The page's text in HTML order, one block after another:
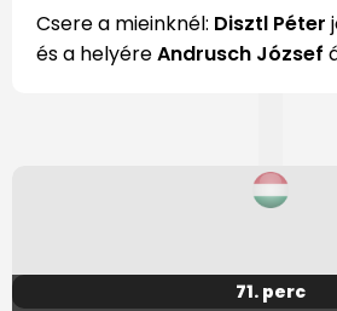
Csere a mieinknél: Disztl Péter
és a helyéreAndrusch József
71. perc